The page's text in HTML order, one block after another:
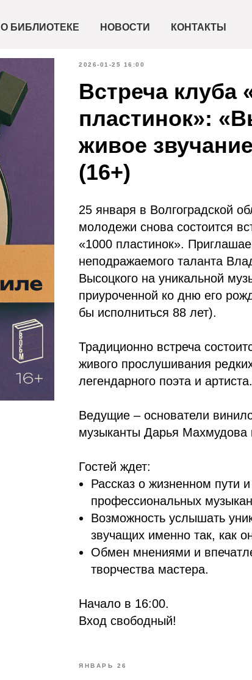
О БИБЛИОТЕКЕ НОВОСТИ КОНТАКТЫ
2026-01-25 16:00
Встреча клуба
пластинок»:
живое
(16+)
25 января в Волгоградской
молодежи снова состоится
«1000 пластинок».
неподражаемого таланта
Высоцкого на уникальной
приуроченной ко дню его
бы исполниться 88 лет).
Традиционно встреча
живого прослушивания
легендарного поэта и артиста.
Ведущие – основатели
музыканты Дарья Махмудова
Гостей ждет:
Рассказ о жизненном пути
профессиональных
Возможность услышать
звучащих именно так, как
Обмен мнениями и
творчества мастера.
Начало в 16:00.
Вход свободный!
ЯНВАРЬ 26